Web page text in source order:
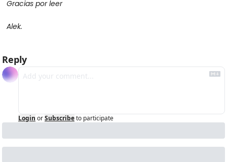
Gracias por leer
Alek.
Reply
Login orSubscribeto participate